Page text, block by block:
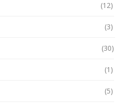
(12)
(3)
(30)
(1)
(5)